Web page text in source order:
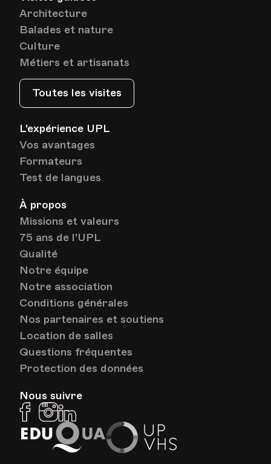
Architecture
Balades et nature
Culture
Métiers et artisanats
Toutes les visites
L'expérience UPL
Vos avantages
Formateurs
Test de langues
À propos
Missions et valeurs
75 ans de l'UPL
Qualité
Notre équipe
Notre association
Conditions générales
Nos partenaires et soutiens
Location de salles
Questions fréquentes
Protection des données
Nous suivre
FacebookInstagram
EduQua